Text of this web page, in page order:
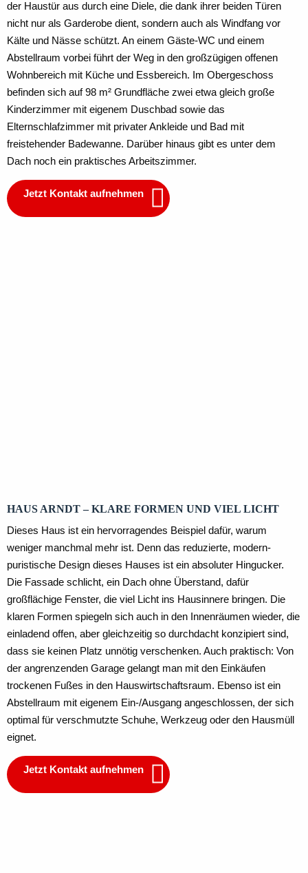
der Haustür aus durch eine Diele, die dank ihrer beiden Türen
nicht nur als Garderobe dient, sondern auch als Windfang vor
Kälte und Nässe schützt. An einem Gäste-WC und einem
Abstellraum vorbei führt der Weg in den großzügigen offenen
Wohnbereich mit Küche und Essbereich. Im Obergeschoss
befinden sich auf 98 m² Grundfläche zwei etwa gleich große
Kinderzimmer mit eigenem Duschbad sowie das
Elternschlafzimmer mit privater Ankleide und Bad mit
freistehender Badewanne. Darüber hinaus gibt es unter dem
Dach noch ein praktisches Arbeitszimmer.
Jetzt Kontakt aufnehmen
HAUS ARNDT – KLARE FORMEN UND VIEL LICHT
Dieses Haus ist ein hervorragendes Beispiel dafür, warum
weniger manchmal mehr ist. Denn das reduzierte, modern-
puristische Design dieses Hauses ist ein absoluter Hingucker.
Die Fassade schlicht, ein Dach ohne Überstand, dafür
großflächige Fenster, die viel Licht ins Hausinnere bringen. Die
klaren Formen spiegeln sich auch in den Innenräumen wieder, die
einladend offen, aber gleichzeitig so durchdacht konzipiert sind,
dass sie keinen Platz unnötig verschenken. Auch praktisch: Von
der angrenzenden Garage gelangt man mit den Einkäufen
trockenen Fußes in den Hauswirtschaftsraum. Ebenso ist ein
Abstellraum mit eigenem Ein-/Ausgang angeschlossen, der sich
optimal für verschmutzte Schuhe, Werkzeug oder den Hausmüll
eignet.
Jetzt Kontakt aufnehmen